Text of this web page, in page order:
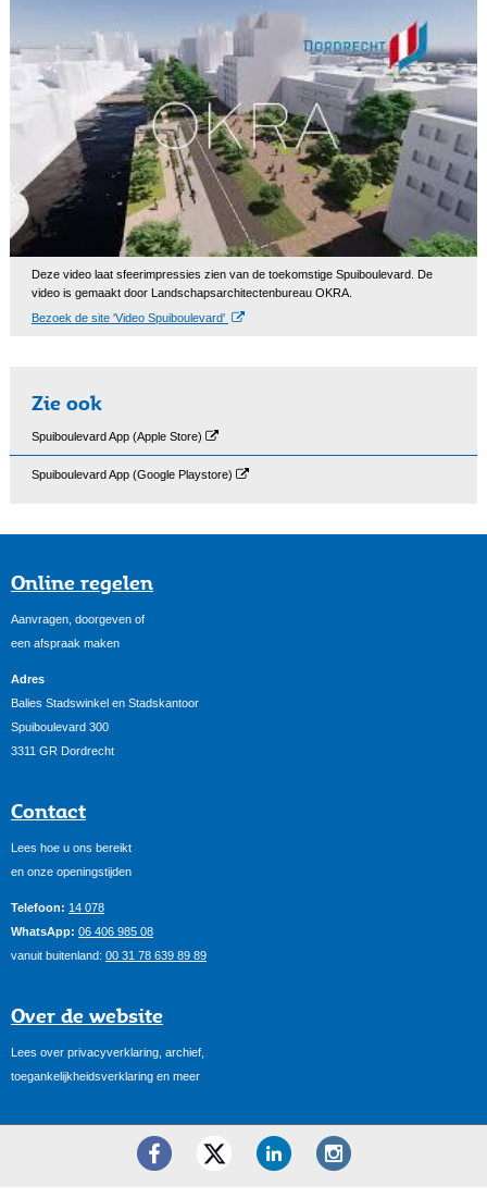
Deze video laat sfeerimpressies zien van de toekomstige Spuiboulevard. De
video is gemaakt door Landschapsarchitectenbureau OKRA.
Bezoek de site 'Video Spuiboulevard'
Zie ook
Spuiboulevard App (Apple Store)
Spuiboulevard App (Google Playstore)
Online regelen
Aanvragen, doorgeven of
een afspraak maken
Adres
Balies Stadswinkel en Stadskantoor
Spuiboulevard 300
3311 GR Dordrecht
Contact
Lees hoe u ons bereikt
en onze openingstijden
Telefoon: 14 078
WhatsApp: 06 406 985 08
vanuit buitenland: 00 31 78 639 89 89
Over de website
Lees over privacyverklaring, archief,
toegankelijkheidsverklaring en meer